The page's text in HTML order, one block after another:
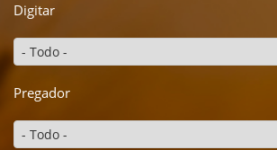
Digitar
Pregador